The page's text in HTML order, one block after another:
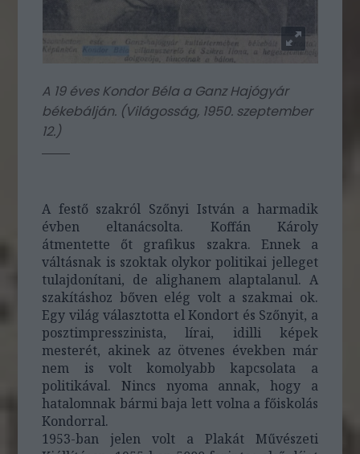
A 19 éves Kondor Béla a Ganz Hajógyár
békebálján. (Világosság, 1950. szeptember
12.)
A festő szakról Szőnyi István a harmadik
évben eltanácsolta. Koffán Károly
átmentette őt grafikus szakra. Ennek a
váltásnak is szoktak olykor politikai jelleget
tulajdonítani, de alighanem alaptalanul. A
szakításhoz bőven elég volt a szakmai ok.
Egy világ választotta el Kondort és Szőnyit, a
posztimpresszinista, lírai, idilli képek
mesterét, akinek az ötvenes években már
nem is volt komolyabb kapcsolata a
politikával. Nincs nyoma annak, hogy a
hatalomnak bármi baja lett volna a főiskolás
Kondorral.
1953-ban jelen volt a Plakát Művészeti